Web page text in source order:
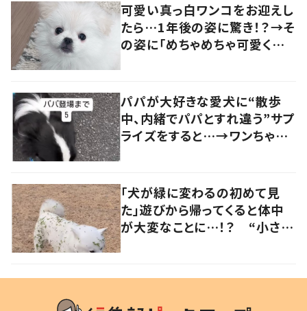
可愛い真っ白ワンコをお迎えし
たら…1年後の姿に驚き！？→そ
の姿に「めちゃめちゃ可愛くて
パパが大好きな愛犬に“散歩
中、内緒でパパとすれ違う”サプ
ライズをすると…→ワンちゃん
「犬が緑に変わるの初めて見
た」遊びから帰ってくると体中
が大変なことに…！？ “小さい